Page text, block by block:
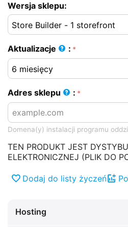
Wersja sklepu:
Aktualizacje :
Adres sklepu :
Domena(y) instalacji programu
TEN PRODUKT JEST
ELEKTRONICZNEJ (PLIK DO
Dodaj do listy życzeń
Hosting